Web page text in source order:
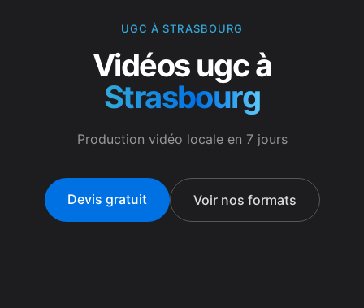
UGC À STRASBOURG
Vidéos ugc à
Strasbourg
Production vidéo locale en 7 jours
Devis gratuit Voir nos formats